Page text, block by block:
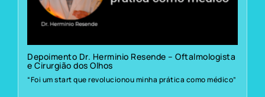
Depoimento Dr. Herminio Resende – Oftalmologista
e Cirurgião dos Olhos
“Foi um start que revolucionou minha prática como médico”